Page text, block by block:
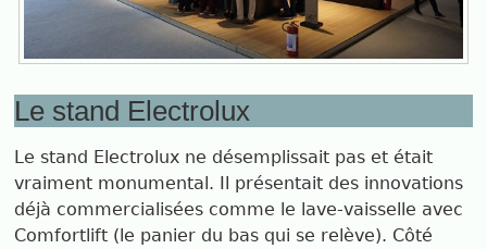
Le stand Electrolux
Le stand Electrolux ne désemplissait pas et était
vraiment monumental. Il présentait des innovations
déjà commercialisées comme le lave-vaisselle avec
Comfortlift (le panier du bas qui se relève). Côté